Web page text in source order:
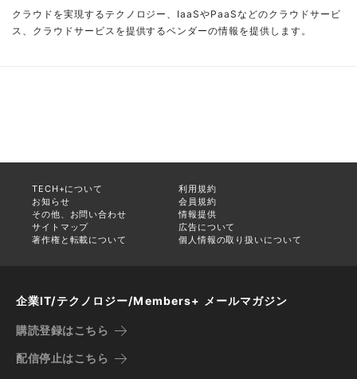
クラウドを実現するテクノロジー、IaaSやPaaSなどのクラウドサービ
ス、クラウドサービスを提供するベンダーの情報を提供します。
TECH+について
利用規約
お知らせ
会員規約
その他、お問い合わせ
情報提供
サイトマップ
広告について
著作権と転載について
個人情報の取り扱いについて
企業IT/テクノロジー/Members+ メールマガジン
購読登録はこちら
配信停止はこちら